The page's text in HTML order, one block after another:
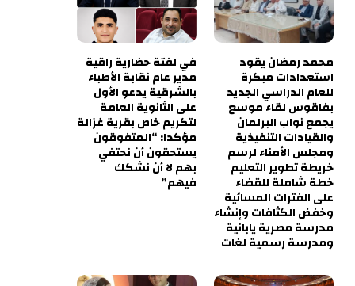
محمد رمضان يقود
استعدادات مبكرة
للعام الدراسي الجديد
بفاقوس لقاء موسع
يجمع نواب البرلمان
والقيادات التنفيذية
ومجلس الأمناء لرسم
خريطة تطوير التعليم
خطة شاملة للقضاء
على الفترات المسائية
وخفض الكثافات وإنشاء
مدرسة مصرية يابانية
ومدرسة رسمية لغات
في لفتة حضارية راقية
مدير عام نقابة الأطباء
بالشرقية يدعو الأول
على الثانوية العامة
لتكريم خاص بقرية غزالة
مؤكدا: “المتفوقون
يستحقون أن نحتفي
بهم لا أن نشكك
فيهم”